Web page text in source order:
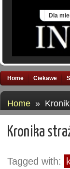
Dla
Home Ciekawe
Home »
Kronika
Tagged with: